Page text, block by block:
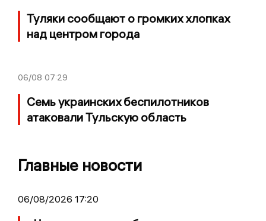
Туляки сообщают о громких хлопках
над центром города
06/08 07:29
Семь украинских беспилотников
атаковали Тульскую область
Главные новости
06/08/2026 17:20